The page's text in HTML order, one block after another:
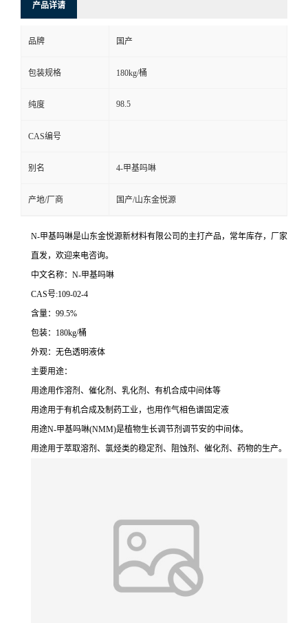
产品详请
品牌 国产
包装规格 180kg/桶
纯度 98.5
CAS编号
别名 4-甲基吗啉
产地/厂商 国产/山东金悦源
N-甲基吗啉是山东金悦源新材料有限公司的主打产品，常年库存，厂家
直发，欢迎来电咨询。
中文名称：N-甲基吗啉
CAS号:109-02-4
含量：99.5%
包装：180kg/桶
外观：无色透明液体
主要用途：
用途用作溶剂、催化剂、乳化剂、有机合成中间体等
用途用于有机合成及制药工业，也用作气相色谱固定液
用途N-甲基吗啉(NMM)是植物生长调节剂调节安的中间体。
用途用于萃取溶剂、氯烃类的稳定剂、阻蚀剂、催化剂、药物的生产。